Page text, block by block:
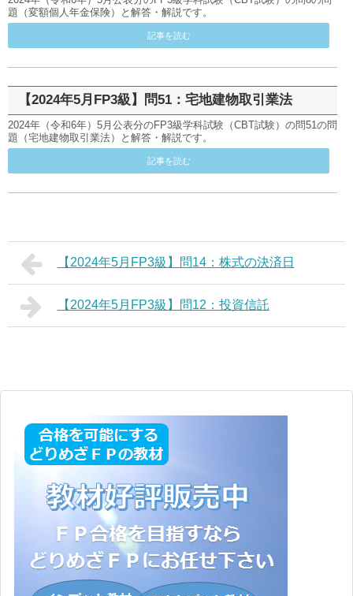
題（変額個人年金保険）と解答・解説です。
記事を読む
【2024年5月FP3級】問51：宅地建物取引業法
2024年（令和6年）5月公表分のFP3級学科試験（CBT試験）の問51の問
題（宅地建物取引業法）と解答・解説です。
記事を読む
【2024年5月FP3級】問14：株式の決済日
【2024年5月FP3級】問12：投資信託